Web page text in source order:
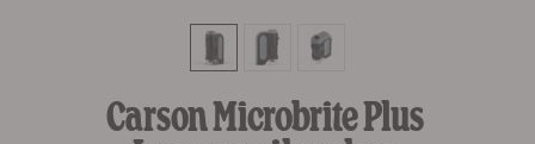
Carson Microbrite Plus